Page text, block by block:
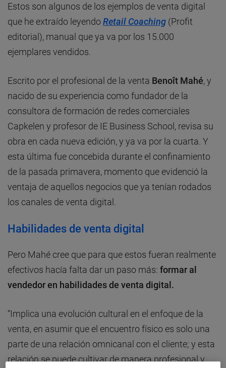
Estos son algunos de los ejemplos de venta digital
que he extraído leyendoRetail Coaching (Profit
editorial), manual que ya va por los 15.000
ejemplares vendidos.
Escrito por el profesional de la venta Benoît Mahé, y
nacido de su experiencia como fundador de la
consultora de formación de redes comerciales
Capkelen y profesor de IE Business School, revisa su
obra en cada nueva edición, y ya va por la cuarta. Y
esta última fue concebida durante el confinamiento
de la pasada primavera, momento que evidenció la
ventaja de aquellos negocios que ya tenían rodados
los canales de venta digital.
Habilidades de venta digital
Pero Mahé cree que para que estos fueran realmente
efectivos hacía falta dar un paso más: formar al
vendedor en habilidades de venta digital.
“Implica una evolución cultural en el enfoque de la
venta, en asumir que el encuentro físico es solo una
parte de una relación omnicanal con el cliente; y esta
relación se puede cultivar de manera profesional y